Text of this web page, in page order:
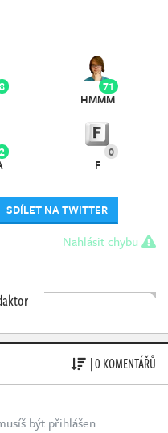
8
71
HMMM
2
0
F
SDÍLET NA TWITTER
Nahlásit chybu
| 0 KOMENTÁŘŮ
být přihlášen.